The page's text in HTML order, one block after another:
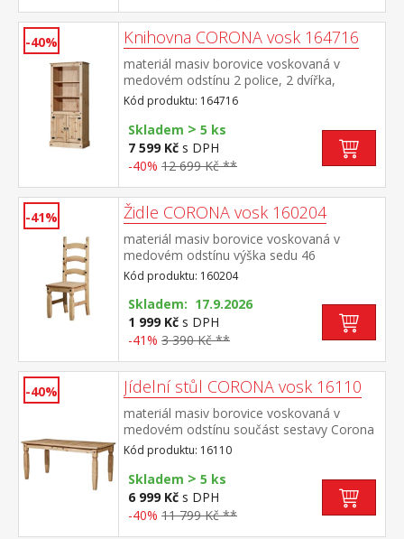
-40% Knihovna CORONA vosk 164716
materiál masiv borovice voskovaná v
medovém odstínu 2 police, 2 dvířka,
kovové ozdobné úchytky součást sestavy
Corona
Kód produktu: 164716
Skladem > 5 ks
7 599 Kč s DPH
-40% 12 699 Kč **
-41% Židle CORONA vosk 160204
materiál masiv borovice voskovaná v
medovém odstínu výška sedu 46
cm součást sestavy Corona
Kód produktu: 160204
Skladem: 17.9.2026
1 999 Kč s DPH
-41% 3 390 Kč **
-40% Jídelní stůl CORONA vosk 16110
materiál masiv borovice voskovaná v
medovém odstínu součást sestavy Corona
Kód produktu: 16110
Skladem > 5 ks
6 999 Kč s DPH
-40% 11 799 Kč **